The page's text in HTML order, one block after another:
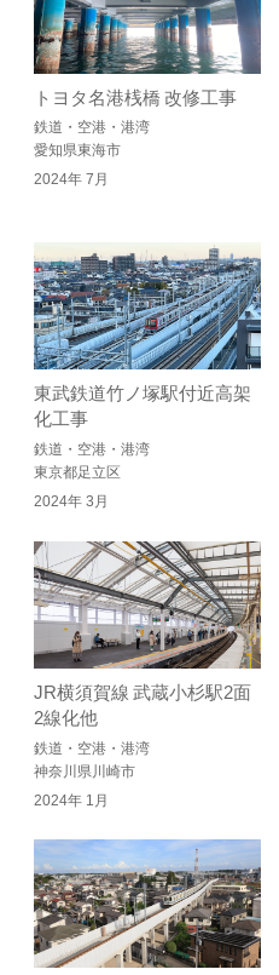
トヨタ名港桟橋 改修工事
鉄道・空港・港湾
愛知県東海市
2024年 7月
東武鉄道竹ノ塚駅付近高架
化工事
鉄道・空港・港湾
東京都足立区
2024年 3月
JR横須賀線 武蔵小杉駅2面
2線化他
鉄道・空港・港湾
神奈川県川崎市
2024年 1月